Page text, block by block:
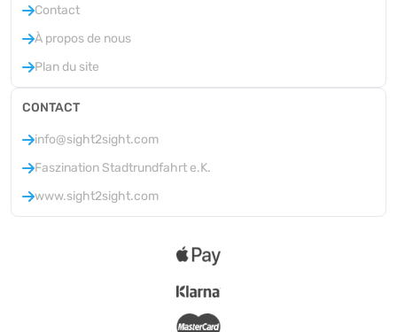
Contact
À propos de nous
Plan du site
CONTACT
info@sight2sight.com
Faszination Stadtrundfahrt e.K.
www.sight2sight.com